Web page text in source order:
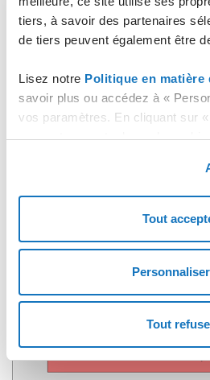
tiers, à savoir des partenaires
de tiers peuvent également être
Lisez notre Politique en matière
savoir plus ou accédez à «
vos paramètres. En cliquant sur
consentez au stockage de
stockage des cookies
Tout
Personnaliser
Tout
Cette étape réalisée, cliquez sur le